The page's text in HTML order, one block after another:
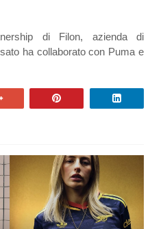
di Filon, azienda di
ha collaborato con Puma e